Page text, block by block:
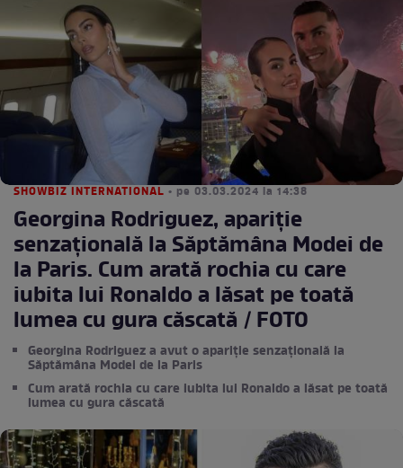
SHOWBIZ INTERNATIONAL • pe 03.03.2024 la 14:38
Georgina Rodriguez, apariție
senzațională la Săptămâna Modei de
la Paris. Cum arată rochia cu care
iubita lui Ronaldo a lăsat pe toată
lumea cu gura căscată / FOTO
Georgina Rodriguez a avut o apariție senzațională la
Săptămâna Modei de la Paris
Cum arată rochia cu care iubita lui Ronaldo a lăsat pe toată
lumea cu gura căscată